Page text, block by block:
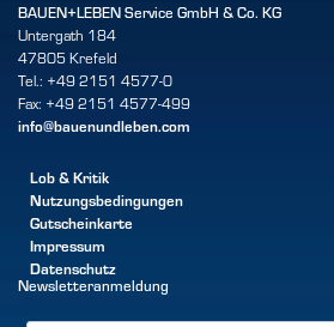
BAUEN+LEBEN Service GmbH & Co. KG
Untergath 184
47805 Krefeld
Tel.: +49 2151 4577-0
Fax: +49 2151 4577-499
info@bauenundleben.com
Lob & Kritik
Nutzungsbedingungen
Gutscheinkarte
Impressum
Datenschutz
Newsletteranmeldung